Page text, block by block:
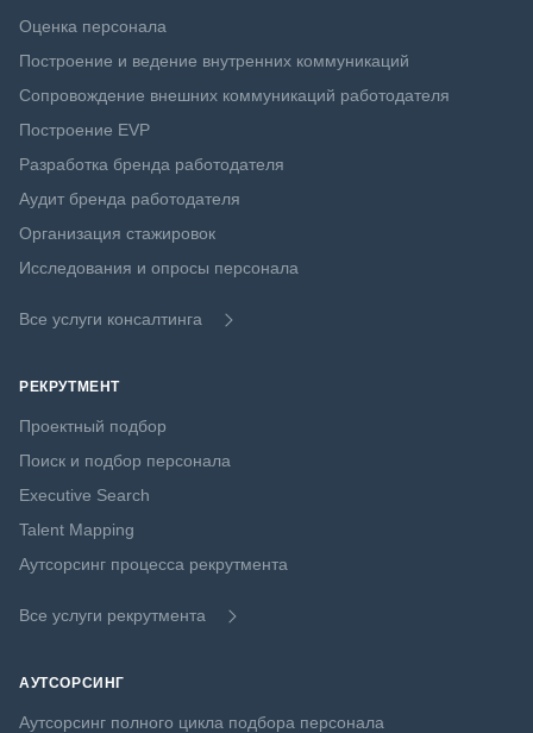
Оценка персонала
Построение и ведение внутренних коммуникаций
Сопровождение внешних коммуникаций работодателя
Построение EVP
Разработка бренда работодателя
Аудит бренда работодателя
Организация стажировок
Исследования и опросы персонала
Все услуги консалтинга
РЕКРУТМЕНТ
Проектный подбор
Поиск и подбор персонала
Executive Search
Talent Mapping
Аутсорсинг процесса рекрутмента
Все услуги рекрутмента
АУТСОРСИНГ
Аутсорсинг полного цикла подбора персонала